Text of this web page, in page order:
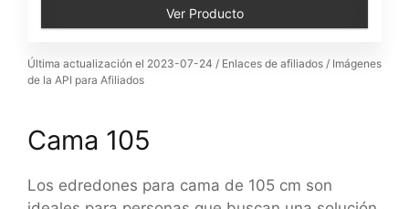
Ver Producto
Última actualización el 2023-07-24 / Enlaces de afiliados / Imágenes
de la API para Afiliados
Cama 105
Los edredones para cama de 105 cm son